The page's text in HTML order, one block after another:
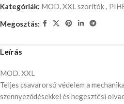
Kategóriák: MOD. XXL szorítók,
Megosztás:
Leírás
MOD. XXL
Teljes csavarorsó védelem a
szennyeződésekkel és hegesztési